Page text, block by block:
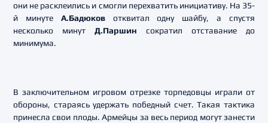
они не расклеились и смогли перехватить инициативу. На 35-
й минуте А.Бадюковотквитал одну шайбу, а спустя
несколько минут Д.Паршин сократил отставание до
минимума.
В заключительном игровом отрезке торпедовцы играли от
обороны, стараясь удержать победный счет. Такая тактика
принесла свои плоды. Армейцы за весь период могут занести